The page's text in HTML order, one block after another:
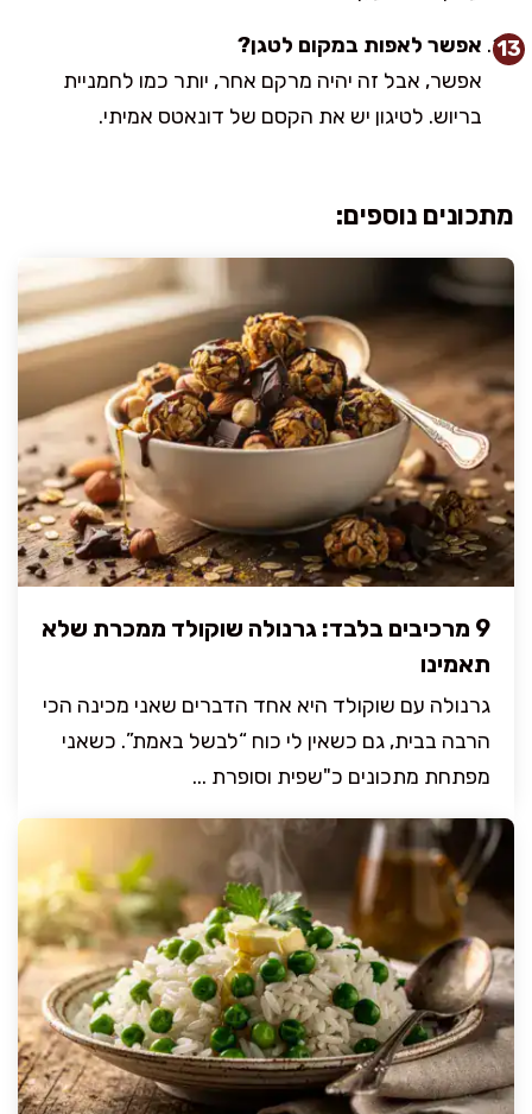
אפשר לאפות במקום לטגן?
אפשר, אבל זה יהיה מרקם אחר, יותר כמו לחמניית
בריוש. לטיגון יש את הקסם של דונאטס אמיתי.
מתכונים נוספים:
9 מרכיבים בלבד: גרנולה שוקולד ממכרת שלא
תאמינו
גרנולה עם שוקולד היא אחד הדברים שאני מכינה הכי
הרבה בבית, גם כשאין לי כוח “לבשל באמת”. כשאני
מפתחת מתכונים כ"שפית וסופרת ...